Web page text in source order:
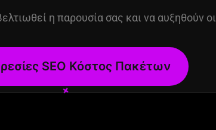
η παρουσία σας και να αυξηθούν
+
+